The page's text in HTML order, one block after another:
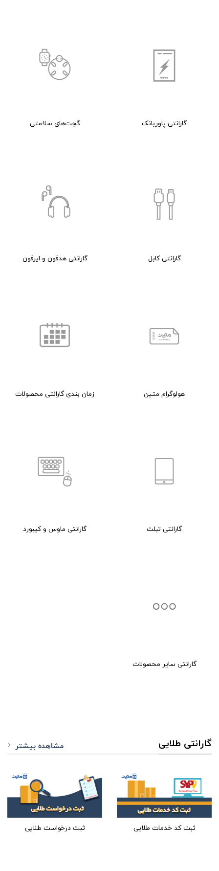
گارانتی پاوربانک گجت‌های سلامتی
گارانتی کابل گارانتی هدفون و ایرفون
هولوگرام متین زمان بندی گارانتی محصولات
گارانتی تبلت گارانتی ماوس و کیبورد
گارانتی سایر محصولات
گارانتی طلایی مشاهده بیشتر
ثبت کد خدمات طلایی ثبت درخواست طلایی